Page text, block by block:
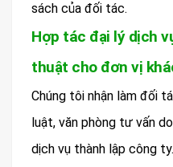
sách của đối tác.
Hợp tác đại lý dịch
thuật cho đơn vị
Chúng tôi nhận làm đối
luật, văn phòng tư vấn
dịch vụ thành lập công